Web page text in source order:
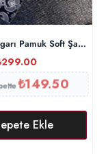
Bordo
Pamuk Soft Şal-
299.00
₺149.50
Ekle